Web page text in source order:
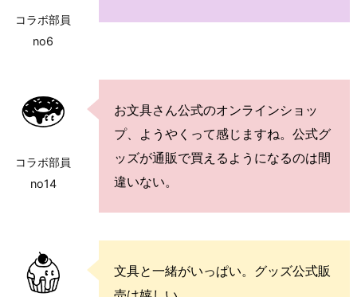
コラボ部員
no6
コラボ部員
no14
お文具さん公式のオンラインショッ
プ、ようやくって感じますね。公式グ
ッズが通販で買えるようになるのは間
違いない。
文具と一緒がいっぱい。グッズ公式販